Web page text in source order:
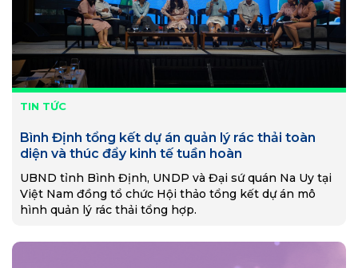
TIN TỨC
Bình Định tổng kết dự án quản lý rác thải toàn
diện và thúc đẩy kinh tế tuần hoàn
UBND tỉnh Bình Định, UNDP và Đại sứ quán Na Uy tại
Việt Nam đồng tổ chức Hội thảo tổng kết dự án mô
hình quản lý rác thải tổng hợp.